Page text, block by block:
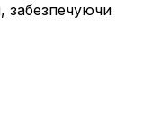
забезпечуючи